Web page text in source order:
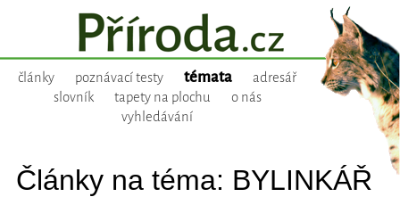
články poznávací testy témata
adresář
slovník
tapety na plochu
o nás
vyhledávání
Články na téma: BYLINKÁŘ